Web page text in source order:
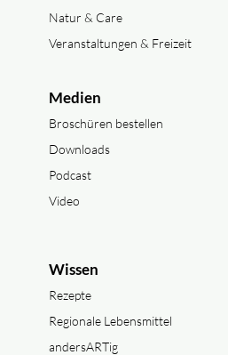
Natur & Care
Veranstaltungen & Freizeit
Medien
Broschüren bestellen
Downloads
Podcast
Video
Wissen
Rezepte
Regionale Lebensmittel
andersARTig